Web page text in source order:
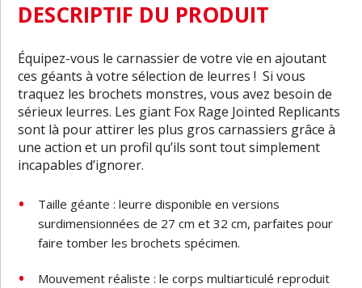
DESCRIPTIF DU PRODUIT
Équipez-vous le carnassier de votre vie en ajoutant
ces géants à votre sélection de leurres ! Si vous
traquez les brochets monstres, vous avez besoin de
sérieux leurres. Les giant Fox Rage Jointed Replicants
sont là pour attirer les plus gros carnassiers grâce à
une action et un profil qu’ils sont tout simplement
incapables d’ignorer.
Taille géante : leurre disponible en versions
surdimensionnées de 27 cm et 32 cm, parfaites pour
faire tomber les brochets spécimen.
Mouvement réaliste : le corps multiarticulé reproduit